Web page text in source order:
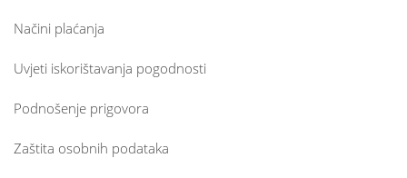
Načini plaćanja
Uvjeti iskorištavanja pogodnosti
Podnošenje prigovora
Zaštita osobnih podataka